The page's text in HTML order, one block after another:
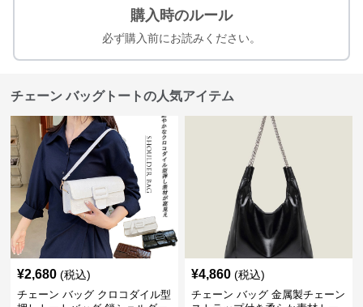
購入時のルール
必ず購入前にお読みください。
チェーン バッグトートの人気アイテム
¥2,680 (税込)
チェーン バッグ クロコダイル型
¥4,860 (税込)
チェーン バッグ 金属製チェーン